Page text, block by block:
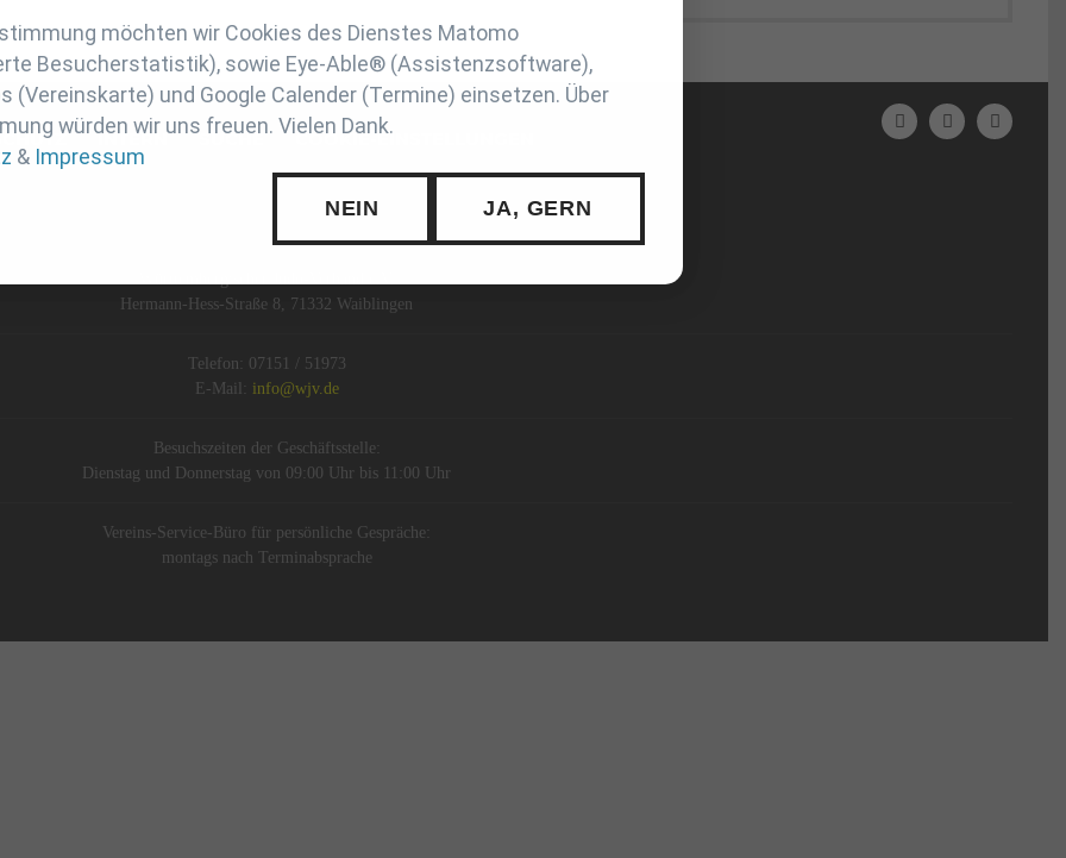
INTERN SUCHE COOKIE-EINSTELLUNGEN
Hermann-Hess-Straße 8, 71332 Waiblingen
Telefon: 07151 / 51973
E-Mail: info@wjv.de
Besuchszeiten der Geschäftsstelle:
Dienstag und Donnerstag von 09:00 Uhr bis 11:00 Uhr
Vereins-Service-Büro für persönliche Gespräche:
montags nach Terminabsprache
möchten wir Cookies des Dienstes Matomo
Besucherstatistik), sowie Eye-Able® (Assistenzsoftware),
(Vereinskarte) und Google Calender (Termine) einsetzen. Über
würden wir uns freuen. Vielen Dank.
& Impressum
NEIN JA, GERN